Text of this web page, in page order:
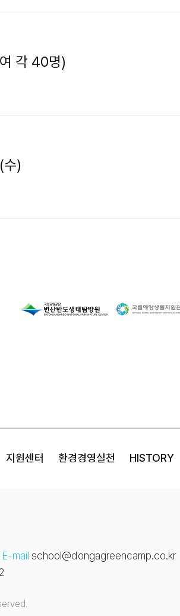
각 40명)
)
지원센터 환경경영실천 HISTORY
E-mail school@dongagreencamp.co.kr